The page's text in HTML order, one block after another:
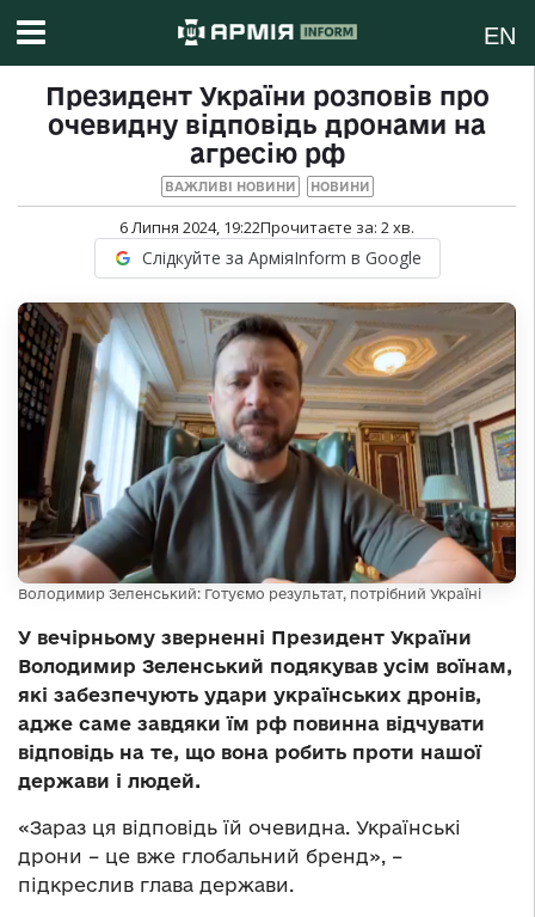
EN
Президент України розповів про
очевидну відповідь дронами на
агресію рф
ВАЖЛИВІ НОВИНИ НОВИНИ
6 Липня 2024, 19:22Прочитаєте за: 2хв.
Слідкуйте за АрміяInform в Google
Володимир Зеленський: Готуємо результат, потрібний Україні
У вечірньому зверненні Президент України
Володимир Зеленський подякував усім воїнам,
які забезпечують удари українських дронів,
адже саме завдяки їм рф повинна відчувати
відповідь на те, що вона робить проти нашої
держави і людей.
«Зараз ця відповідь їй очевидна. Українські
дрони – це вже глобальний бренд», –
підкреслив глава держави.